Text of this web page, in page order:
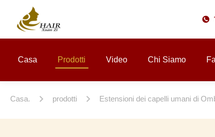
Casa Prodotti Video Chi Siamo
Casa. prodotti Estensioni dei capelli umani di